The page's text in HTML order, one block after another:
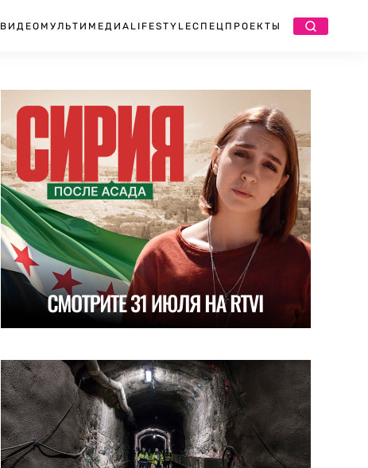
ВИДЕО МУЛЬТИМЕДИА LIFESTYLEСПЕЦПРОЕКТЫ